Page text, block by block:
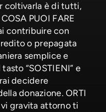
coltivarla è di tutti,
PUOI FARE
contribuire con
o prepagata
semplice e
“SOSTIENI” e
decidere
donazione. ORTI
gravita attorno ti